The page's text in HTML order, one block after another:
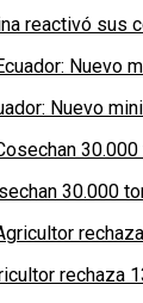
reactivó sus
Nuevo
30.000
rechaza